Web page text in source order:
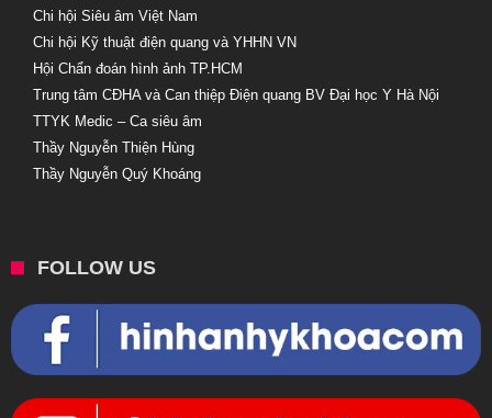
Chi hội Siêu âm Việt Nam
Chi hội Kỹ thuật điện quang và YHHN VN
Hội Chẩn đoán hình ảnh TP.HCM
Trung tâm CĐHA và Can thiệp Điện quang BV Đại học Y Hà Nội
TTYK Medic – Ca siêu âm
Thầy Nguyễn Thiện Hùng
Thầy Nguyễn Quý Khoáng
FOLLOW US